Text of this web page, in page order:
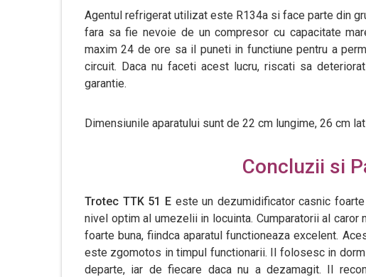
Agentul refrigerat utilizat este R134a si face parte din
fara sa fie nevoie de un compresor cu capacitate
maxim 24 de ore sa il puneti in functiune pentru a
circuit. Daca nu faceti acest lucru, riscati sa
garantie.
Dimensiunile aparatului sunt de 22 cm lungime, 26 cm
Concluzii si
Trotec TTK 51 E este un dezumidificator casnic
nivel optim al umezelii in locuinta. Cumparatorii al
foarte buna, fiindca aparatul functioneaza excelent.
este zgomotos in timpul functionarii. Il folosesc in
departe, iar de fiecare daca nu a dezamagit. Il